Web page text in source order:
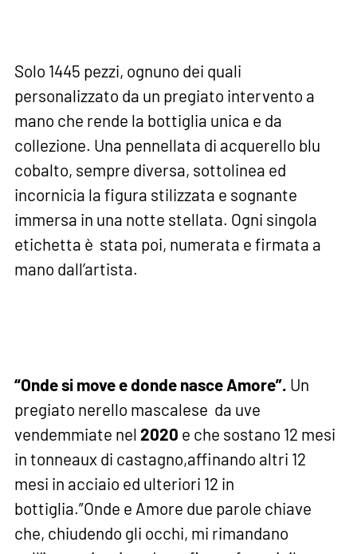
Solo 1445 pezzi, ognuno dei quali
personalizzato da un pregiato intervento a
mano che rende la bottiglia unica e da
collezione. Una pennellata di acquerello blu
cobalto, sempre diversa, sottolinea ed
incornicia la figura stilizzata e sognante
immersa in una notte stellata. Ogni singola
etichetta è stata poi, numerata e firmata a
mano dall’artista.
“Onde si move e donde nasce Amore”. Un
pregiato nerello mascalese da uve
vendemmiate nel 2020 e che sostano 12 mesi
in tonneaux di castagno,affinando altri 12
mesi in acciaio ed ulteriori 12 in
bottiglia.”Onde e Amore due parole chiave
che, chiudendo gli occhi, mi rimandano